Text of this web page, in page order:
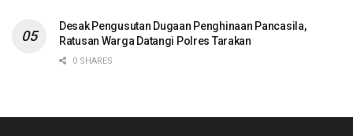
Desak Pengusutan Dugaan Penghinaan Pancasila,
Ratusan Warga Datangi Polres Tarakan
0 SHARES